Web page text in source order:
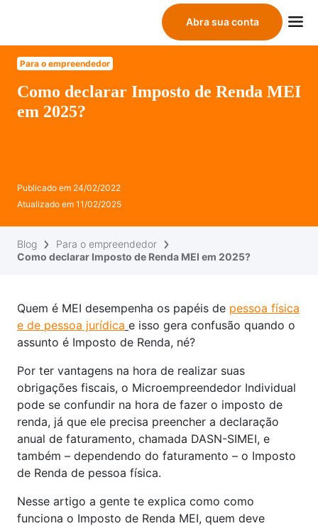
Abra sua conta
Para o empreendedor
Como declarar Imposto de Renda MEI
em 2025?
Publicado em 24/02/2022
Atualizado em 11/02/2025
Blog
Para o empreendedor
Como declarar Imposto de Renda MEI em 2025?
Quem é MEI desempenha os papéis de pessoa física
e de pessoa jurídica e isso gera confusão quando o
assunto é Imposto de Renda, né?
Por ter vantagens na hora de realizar suas
obrigações fiscais, o Microempreendedor Individual
pode se confundir na hora de fazer o imposto de
renda, já que ele precisa preencher a declaração
anual de faturamento, chamada DASN-SIMEI, e
também – dependendo do faturamento – o Imposto
de Renda de pessoa física.
Nesse artigo a gente te explica como como
funciona o Imposto de Renda MEI, quem deve